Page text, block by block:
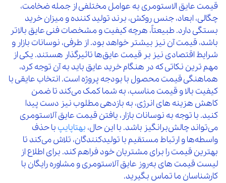
قیمت عایق الاستومری به عوامل مختلفی از جمله ضخامت،
چگالی، ابعاد، جنس روکش، برند تولید کننده و میزان خرید
بستگی دارد. طبیعتاً، هرچه کیفیت و مشخصات فنی عایق بالاتر
باشد، قیمت آن نیز بیشتر خواهد بود. از طرفی، نوسانات بازار و
شرایط اقتصادی نیز بر قیمت عایق‌ها تاثیرگذار هستند. یکی از
مهم‌ ترین نکاتی که در هنگام خرید عایق باید به آن توجه کرد،
هماهنگی قیمت محصول با بودجه پروژه است. انتخاب عایقی با
کیفیت بالا و قیمت مناسب، به شما کمک می‌کند تا ضمن
کاهش هزینه‌ های انرژی، به بازدهی مطلوب نیز دست پیدا
کنید. با توجه به نوسانات بازار، یافتن قیمت عایق آلاستومری
می‌تواند چالش‌برانگیز باشد. با این حال،بهتاپایپبا حذف
واسطه‌ها و ارتباط مستقیم با تولیدکنندگان، تلاش می‌کند تا
بهترین قیمت را برای مشتریان خود فراهم کند. برای اطلاع از
لیست قیمت‌ های به‌روز عایق آلاستومری و مشاوره رایگان با
کارشناسان ما تماس بگیرید.